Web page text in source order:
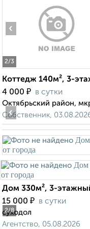
2/3
‹
Коттедж 140м², 3-
4 000 ₽ в сутки
Октябрьский район,
Собственник,
2/8
‹
Дом 330м², 3-
15 000 ₽ в сутки
суходол
Агентство, 05.08.2026